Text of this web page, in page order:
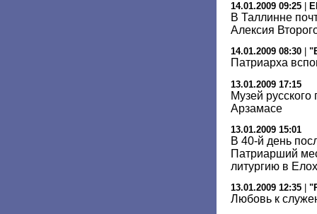
14.01.2009 09:25
В Таллинне
Алексия
14.01.2009 08:30
Патриарха
13.01.2009 17:15
Музей
Арзамасе
13.01.2009 15:01
В 40-й день
Патриарший
литургию в
13.01.2009 12:35
Любовь к